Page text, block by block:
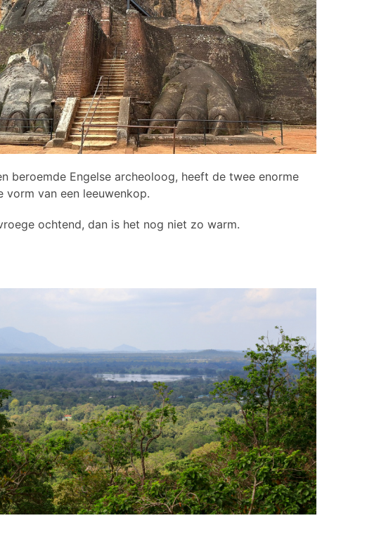
beroemde Engelse archeoloog, heeft de twee enorme
vorm van een leeuwenkop.
ochtend, dan is het nog niet zo warm.